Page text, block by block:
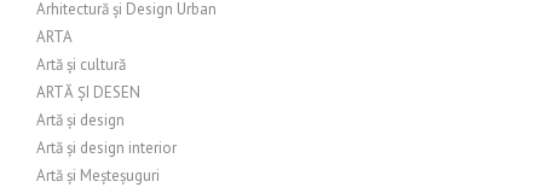
Arhitectură și Design Urban
ARTA
Artă și cultură
ARTĂ ȘI DESEN
Artă și design
Artă și design interior
Artă și Meșteșuguri